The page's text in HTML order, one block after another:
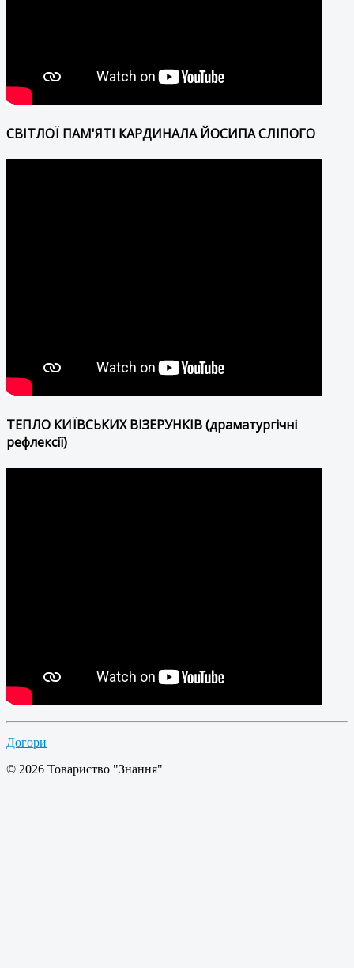
СВІТЛОЇ ПАМ'ЯТІ КАРДИНАЛА ЙОСИПА СЛІПОГО
ТЕПЛО КИЇВСЬКИХ ВІЗЕРУНКІВ (драматургічні
рефлексії)
Догори
© 2026 Товариство "Знання"